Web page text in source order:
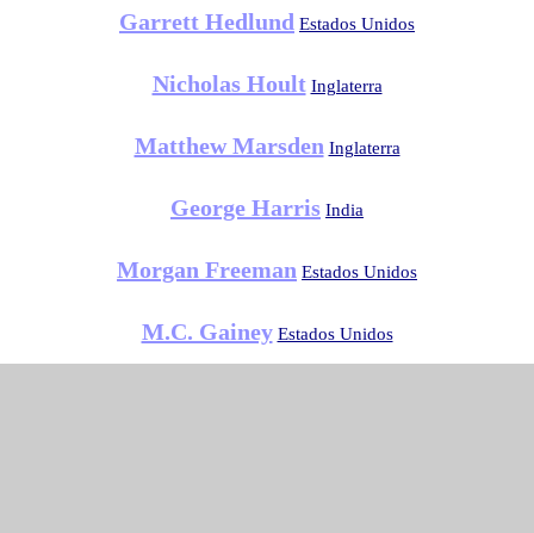
Garrett Hedlund Estados Unidos
Nicholas Hoult Inglaterra
Matthew Marsden Inglaterra
George Harris India
Morgan Freeman Estados Unidos
M.C. Gainey Estados Unidos